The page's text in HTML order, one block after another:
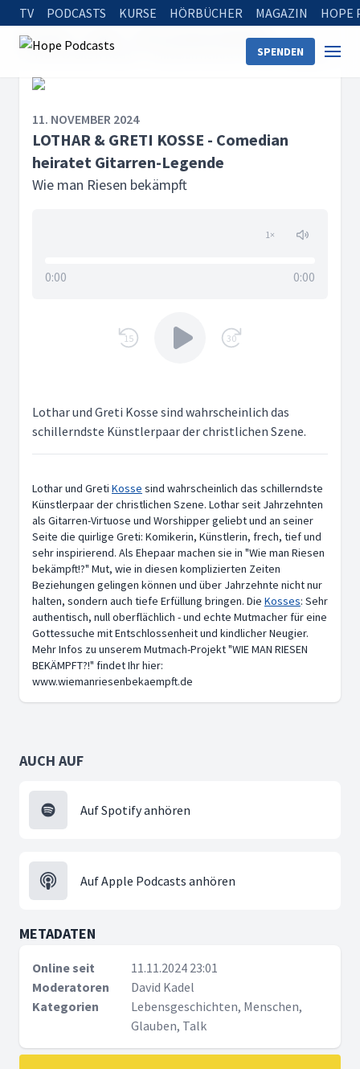
TV PODCASTS KURSE HÖRBÜCHER MAGAZIN HOPE
SPENDEN
Startseite
Wie man Riesen bekämpft
LOTHAR & GRETI KOSSE - Comedian heiratet Gitarren-Legende
11. NOVEMBER 2024
LOTHAR & GRETI KOSSE - Comedian
heiratet Gitarren-Legende
Wie man Riesen bekämpft
1×
0:00 0:00
15 30
Lothar und Greti Kosse sind wahrscheinlich das
schillerndste Künstlerpaar der christlichen Szene.
Lothar und Greti Kosse sind wahrscheinlich das schillerndste
Künstlerpaar der christlichen Szene. Lothar seit Jahrzehnten
als Gitarren-Virtuose und Worshipper geliebt und an seiner
Seite die quirlige Greti: Komikerin, Künstlerin, frech, tief und
sehr inspirierend. Als Ehepaar machen sie in "Wie man Riesen
bekämpft!?" Mut, wie in diesen komplizierten Zeiten
Beziehungen gelingen können und über Jahrzehnte nicht nur
halten, sondern auch tiefe Erfüllung bringen. Die Kosses: Sehr
authentisch, null oberflächlich - und echte Mutmacher für eine
Gottessuche mit Entschlossenheit und kindlicher Neugier.
Mehr Infos zu unserem Mutmach-Projekt "WIE MAN RIESEN
BEKÄMPFT?!" findet Ihr hier:
www.wiemanriesenbekaempft.de
AUCH AUF
Auf Spotify anhören
Auf Apple Podcasts anhören
METADATEN
Online seit
11.11.2024 23:01
Moderatoren
David Kadel
Kategorien
Lebensgeschichten, Menschen,
Glauben, Talk